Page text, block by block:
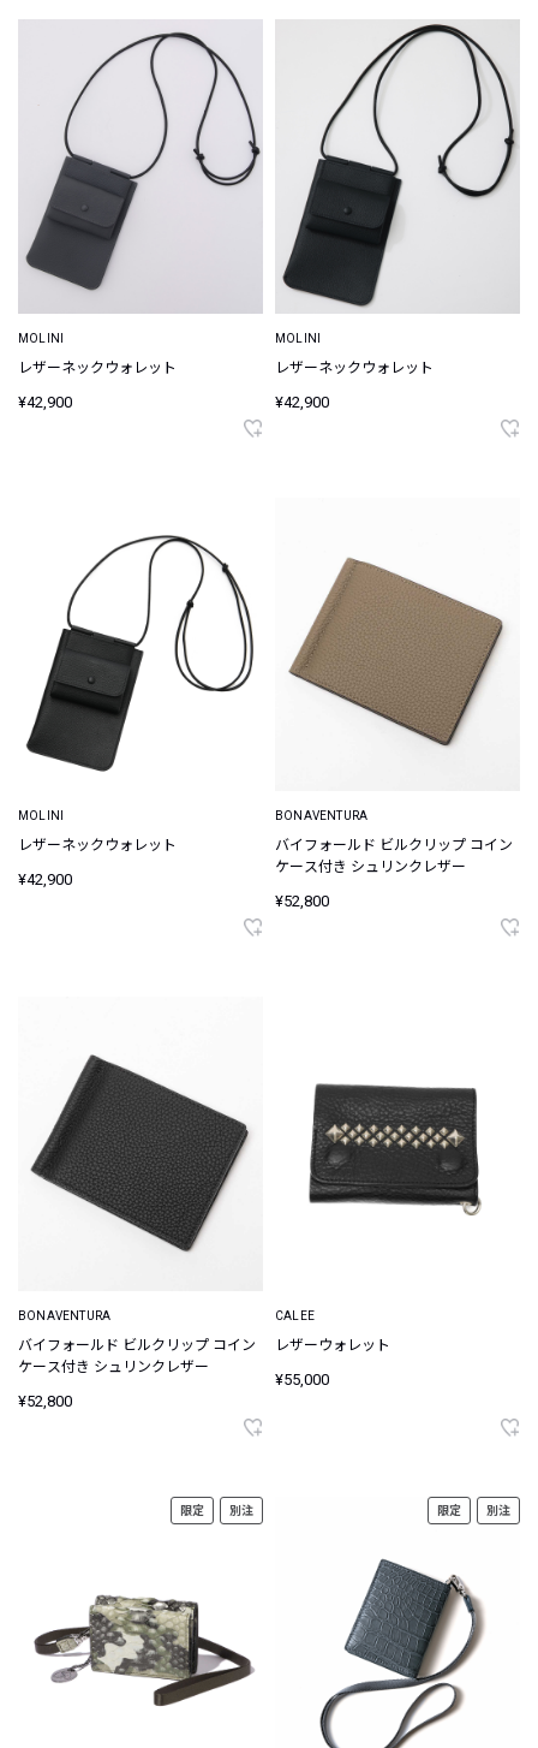
MOLINI
レザーネックウォレット
¥42,900
MOLINI
レザーネックウォレット
¥42,900
MOLINI
レザーネックウォレット
¥42,900
BONAVENTURA
バイフォールド ビルクリップ コイン
ケース付き シュリンクレザー
¥52,800
BONAVENTURA
バイフォールド ビルクリップ コイン
ケース付き シュリンクレザー
¥52,800
CALEE
レザーウォレット
¥55,000
限定 別注 限定 別注